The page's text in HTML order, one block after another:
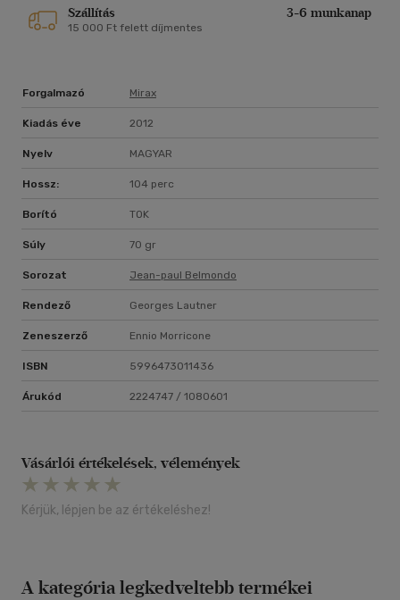
Szállítás 3-6 munkanap
15 000 Ft felett díjmentes
Forgalmazó Mirax
Kiadás éve 2012
Nyelv MAGYAR
Hossz: 104 perc
Borító TOK
Súly 70 gr
Sorozat Jean-paul Belmondo
Rendező Georges Lautner
Zeneszerző Ennio Morricone
ISBN 5996473011436
Árukód 2224747 / 1080601
Vásárlói értékelések, vélemények
Kérjük, lépjen be az értékeléshez!
A kategória legkedveltebb termékei